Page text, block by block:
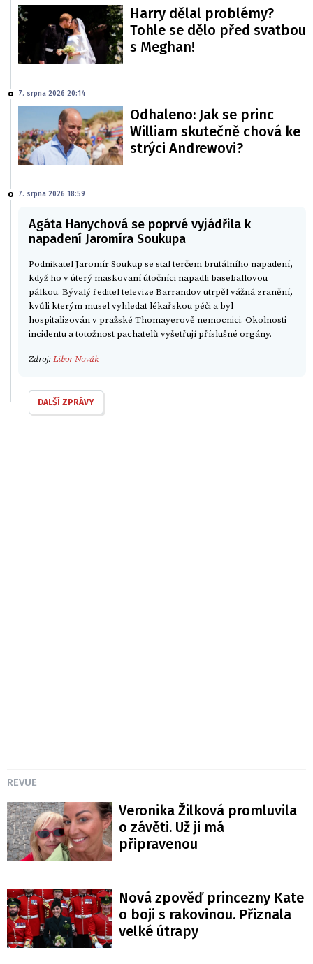
Harry dělal problémy?
Tohle se dělo před svatbou
s Meghan!
7. srpna 2026 20:14
Odhaleno: Jak se princ
William skutečně chová ke
strýci Andrewovi?
7. srpna 2026 18:59
Agáta Hanychová se poprvé vyjádřila k
napadení Jaromíra Soukupa
Podnikatel Jaromír Soukup se stal terčem brutálního napadení,
když ho v úterý maskovaní útočníci napadli baseballovou
pálkou. Bývalý ředitel televize Barrandov utrpěl vážná zranění,
kvůli kterým musel vyhledat lékařskou péči a byl
hospitalizován v pražské Thomayerově nemocnici. Okolnosti
incidentu a totožnost pachatelů vyšetřují příslušné orgány.
Zdroj:Libor Novák
DALŠÍ ZPRÁVY
REVUE
Veronika Žilková promluvila
o závěti. Už ji má
připravenou
Nová zpověď princezny Kate
o boji s rakovinou. Přiznala
velké útrapy